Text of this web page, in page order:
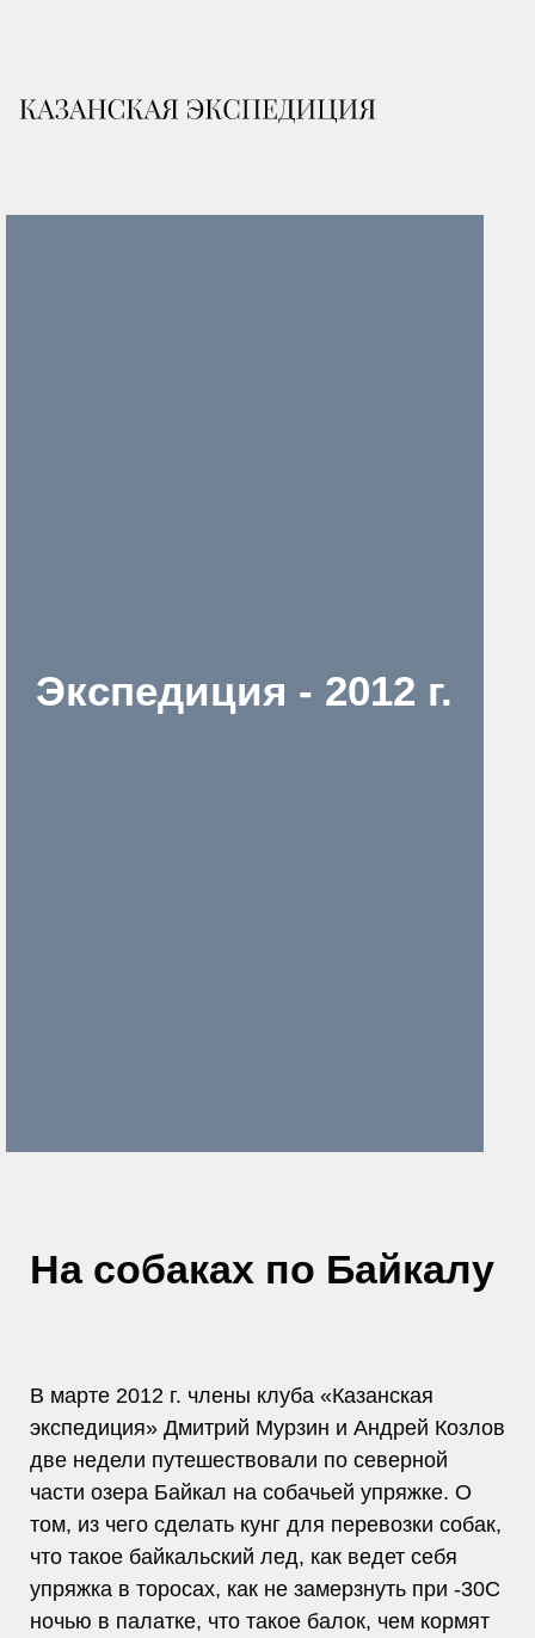
Экспедиция - 2012 г.
На собаках по Байкалу
В марте 2012 г. члены клуба «Казанская
экспедиция» Дмитрий Мурзин и Андрей Козлов
две недели путешествовали по северной
части озера Байкал на собачьей упряжке. О
том, из чего сделать кунг для перевозки собак,
что такое байкальский лед, как ведет себя
упряжка в торосах, как не замерзнуть при -30С
ночью в палатке, что такое балок, чем кормят